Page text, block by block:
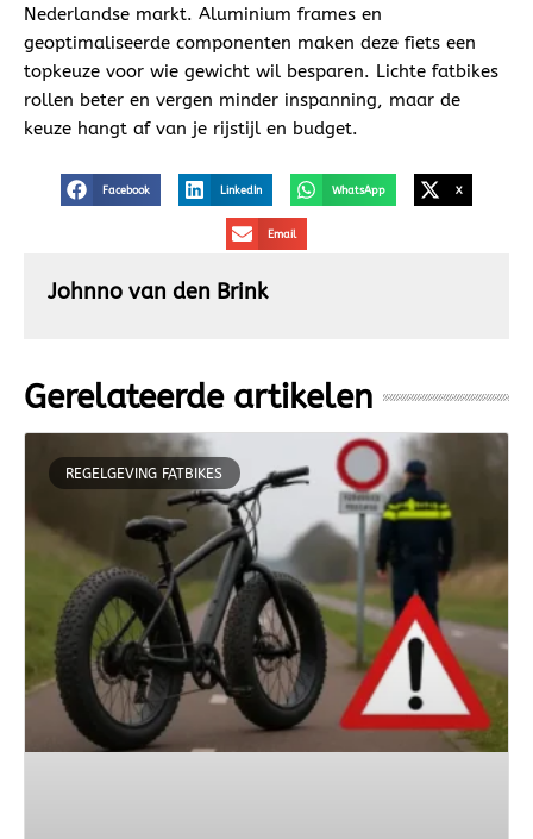
Nederlandse markt. Aluminium frames en
geoptimaliseerde componenten maken deze fiets een
topkeuze voor wie gewicht wil besparen. Lichte fatbikes
rollen beter en vergen minder inspanning, maar de
keuze hangt af van je rijstijl en budget.
Facebook LinkedIn WhatsApp X
Email
Johnno van den Brink
Gerelateerde artikelen
REGELGEVING FATBIKES